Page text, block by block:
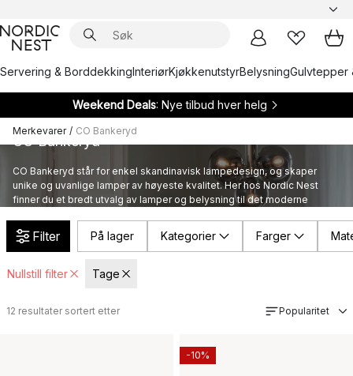
Servering & BorddekkingInteriørKjøkkenutstyrBelysningGulvtepper
Weekend Deals: Nye tilbud hver helg
Merkevarer / CO Bankeryd
CO Bankeryd
CO Bankeryd står for enkel skandinavisk lampedesign, og skaper
unike og uvanlige lamper av høyeste kvalitet. Her hos Nordic Nest
finner du et bredt utvalg av lamper og belysning til det moderne
Filter På lager Kategorier Farger
Nullstill filter Tage
12 resultater sortert etter Popularitet
-10%